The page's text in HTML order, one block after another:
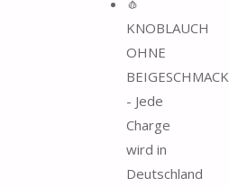
KNOBLAUCH
OHNE
BEIGESCHMACK
- Jede
Charge
wird in
Deutschland